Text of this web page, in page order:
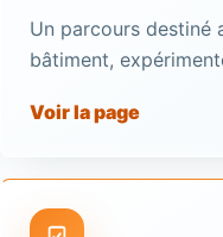
Un parcours destiné
bâtiment,
Voir la page